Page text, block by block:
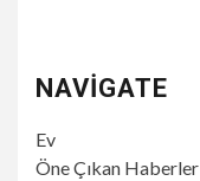
NAVIGATE
Ev
Öne Çıkan Haberler